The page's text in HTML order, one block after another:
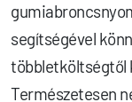
segítségével
többletköltségtől
Természetesen